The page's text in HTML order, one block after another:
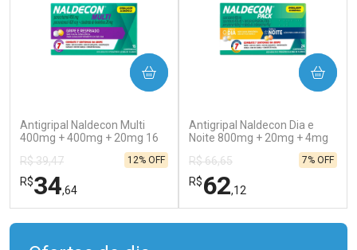
Antigripal Naldecon Multi
400mg + 400mg + 20mg 16
R$ 39,47
R$34,64
12% OFF
COMPRAR
Antigripal Naldecon Dia e
Noite 800mg + 20mg + 4mg
R$ 66,65
R$62,12
7% OFF
COMPRAR